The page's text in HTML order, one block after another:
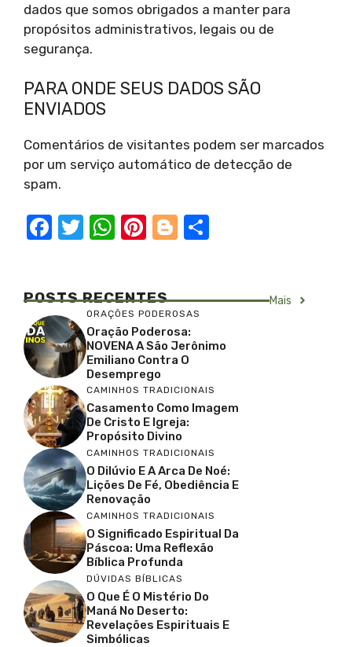
dados que somos obrigados a manter para
propósitos administrativos, legais ou de
segurança.
PARA ONDE SEUS DADOS SÃO
ENVIADOS
Comentários de visitantes podem ser marcados
por um serviço automático de detecção de
spam.
F
e
b
o
o
k
T
te
r
W
s
A
p
p
Pi
e
st
Bl
g
er
e
POSTS RECENTES Mais
ORAÇÕES PODEROSAS
Oração Poderosa:
NOVENA A São Jerônimo
Emiliano Contra O
Desemprego
CAMINHOS TRADICIONAIS
Casamento Como Imagem
De Cristo E Igreja:
Propósito Divino
CAMINHOS TRADICIONAIS
O Dilúvio E A Arca De Noé:
Lições De Fé, Obediência E
Renovação
CAMINHOS TRADICIONAIS
O Significado Espiritual Da
Páscoa: Uma Reflexão
Bíblica Profunda
DÚVIDAS BÍBLICAS
O Que É O Mistério Do
Maná No Deserto:
Revelações Espirituais E
Simbólicas